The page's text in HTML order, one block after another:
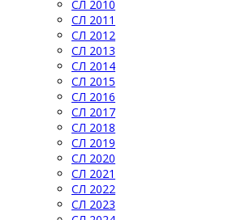
СЛ 2010
СЛ 2011
СЛ 2012
СЛ 2013
СЛ 2014
СЛ 2015
СЛ 2016
СЛ 2017
СЛ 2018
СЛ 2019
СЛ 2020
СЛ 2021
СЛ 2022
СЛ 2023